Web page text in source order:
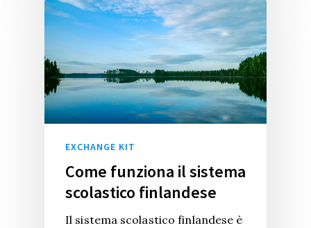
EXCHANGE KIT
Come funziona il sistema
scolastico finlandese
Il sistema scolastico finlandese è